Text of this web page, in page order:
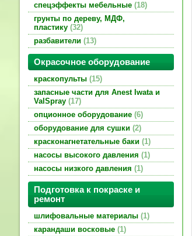
спецэффекты мебельные 18
грунты по дереву, МДФ,
пластику 32
разбавители 13
Окрасочное оборудование
краскопульты 15
запасные части для Anest Iwata и
ValSpray 17
опционное оборудование 6
оборудование для сушки 2
красконагнетательные баки 1
насосы высокого давления 1
насосы низкого давления 1
Подготовка к покраске и
ремонт
шлифовальные материалы 1
карандаши восковые 1